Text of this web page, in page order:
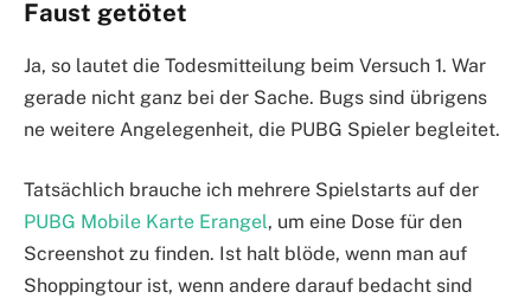
Faust getötet
Ja, so lautet die Todesmitteilung beim Versuch 1. War
gerade nicht ganz bei der Sache. Bugs sind übrigens
ne weitere Angelegenheit, die PUBG Spieler begleitet.
Tatsächlich brauche ich mehrere Spielstarts auf der
PUBG Mobile Karte Erangel, um eine Dose für den
Screenshot zu finden. Ist halt blöde, wenn man auf
Shoppingtour ist, wenn andere darauf bedacht sind